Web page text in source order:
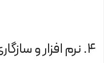
4. نرم افزار و سازگاری با فایل ها: